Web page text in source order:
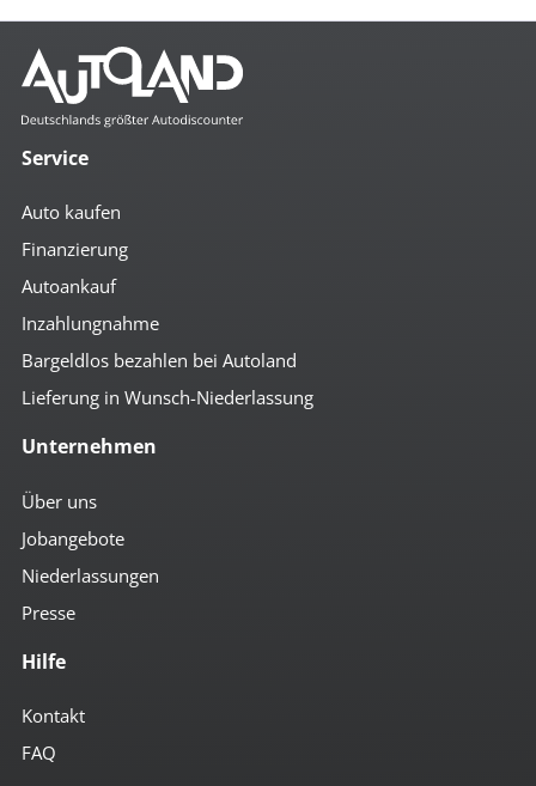
Service
Auto kaufen
Finanzierung
Autoankauf
Inzahlungnahme
Bargeldlos bezahlen bei Autoland
Lieferung in Wunsch-Niederlassung
Unternehmen
Über uns
Jobangebote
Niederlassungen
Presse
Hilfe
Kontakt
FAQ